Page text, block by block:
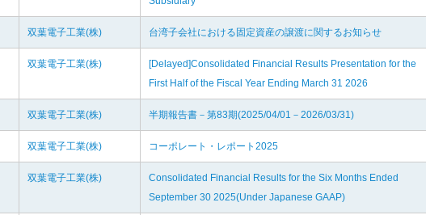
双葉電子工業(株) 台湾子会社における固定資産の譲渡に関するお知らせ
双葉電子工業(株)
[Delayed]Consolidated Financial Results Presentation for the
First Half of the Fiscal Year Ending March 31 2026
双葉電子工業(株) 半期報告書－第83期(2025/04/01－2026/03/31)
双葉電子工業(株) コーポレート・レポート2025
双葉電子工業(株)
Consolidated Financial Results for the Six Months Ended
September 30 2025(Under Japanese GAAP)